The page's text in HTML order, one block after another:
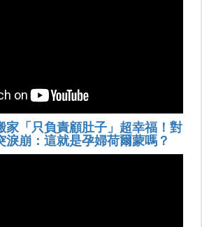
家「只負責顧肚子」超幸福！對
淚崩：這就是孕婦荷爾蒙嗎？